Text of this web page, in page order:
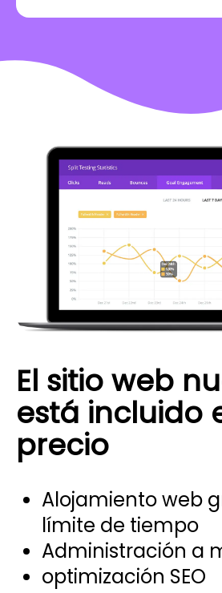
El sitio web
está incluido
precio
Alojamiento web
límite de tiempo
Administración a
optimización SEO